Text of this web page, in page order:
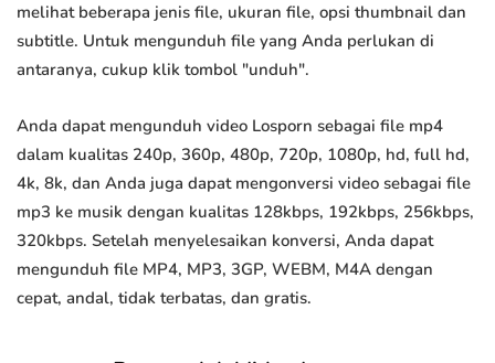
melihat beberapa jenis file, ukuran file, opsi thumbnail dan
subtitle. Untuk mengunduh file yang Anda perlukan di
antaranya, cukup klik tombol "unduh".
Anda dapat mengunduh video Losporn sebagai file mp4
dalam kualitas 240p, 360p, 480p, 720p, 1080p, hd, full hd,
4k, 8k, dan Anda juga dapat mengonversi video sebagai file
mp3 ke musik dengan kualitas 128kbps, 192kbps, 256kbps,
320kbps. Setelah menyelesaikan konversi, Anda dapat
mengunduh file MP4, MP3, 3GP, WEBM, M4A dengan
cepat, andal, tidak terbatas, dan gratis.